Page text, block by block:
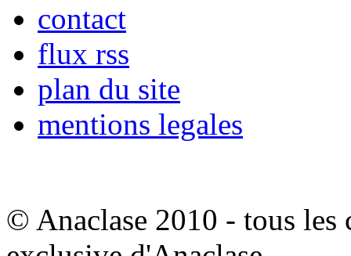
contact
flux rss
plan du site
mentions legales
© Anaclase 2010 - tous les